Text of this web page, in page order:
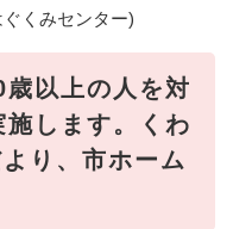
くみセンター)
以上の人を対
します。くわ
り、市ホーム